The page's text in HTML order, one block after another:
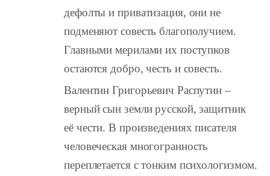
дефолты и приватизация, они не
подменяют совесть благополучием.
Главными мерилами их поступков
остаются добро, честь и совесть.
Валентин Григорьевич Распутин –
верный сын земли русской, защитник
её чести. В произведениях писателя
человеческая многогранность
переплетается с тонким психологизмом.